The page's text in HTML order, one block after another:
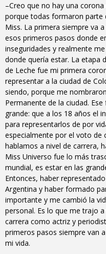
–Creo que no hay una
porque todas formaron parte
Miss. La primera siempre va
esos primeros pasos donde
inseguridades y realmente
donde quería estar. La etapa
de Leche fue mi primera
representar a la ciudad de
siendo, porque me
Permanente de la ciudad.
grande: que a los 18 años el
para representarlos de por
especialmente por el voto de
hablamos a nivel de carrera,
Miss Universo fue lo más
mundial, es estar en las
Entonces, haber
Argentina y haber formado
importante y me cambió la
personal. Es lo que me trajo
carrera como actriz y
primeros pasos siempre van
mi vida.